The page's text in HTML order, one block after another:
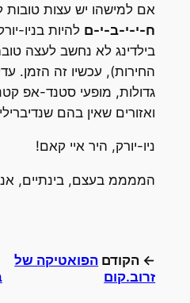
אם למישהו יש עצות טובות
ח-י-י-ב-י-םלהיות בניו-יורק
בילדינג לא נחשב לעצה
החירות), עכשיו זה הזמן.
גדולות, מופעי סטנד-אפ
ואזורים שאין בהם
ניו-יורק, היר איי קאם!
הממממ בעצם, בינתיים, אני
← הקודם הפואטיקה של
זרוב.קום